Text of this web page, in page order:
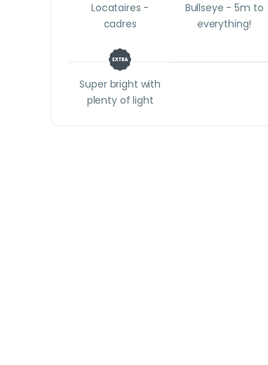
Locataires -
cadres
Bullseye - 5m to
everything!
Super bright with
plenty of light